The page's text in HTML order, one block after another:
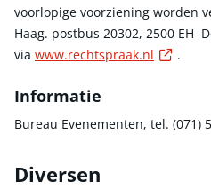
voorlopige voorziening worden
Haag. postbus 20302, 2500 EH
via www.rechtspraak.nl .
Informatie
Bureau Evenementen, tel. (071)
Diversen